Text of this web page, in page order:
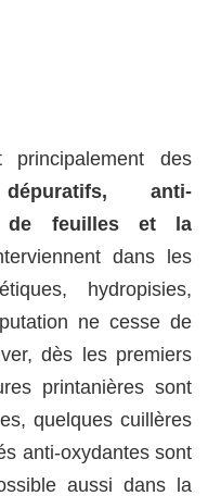
des
anti-
de feuilles et la
dans les
hydropisies,
ne cesse de
dès les premiers
printanières sont
quelques cuillères
anti-oxydantes sont
aussi dans la